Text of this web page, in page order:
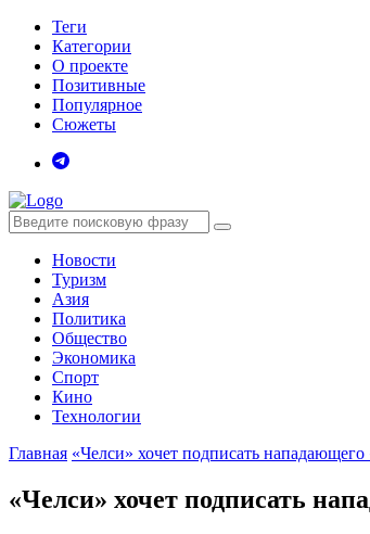
Теги
Категории
О проекте
Позитивные
Популярное
Сюжеты
Новости
Туризм
Азия
Политика
Общество
Экономика
Спорт
Кино
Технологии
Главная «Челси» хочет подписать
«Челси» хочет подписать